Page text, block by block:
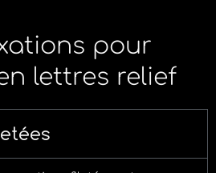
pour
lettres relief